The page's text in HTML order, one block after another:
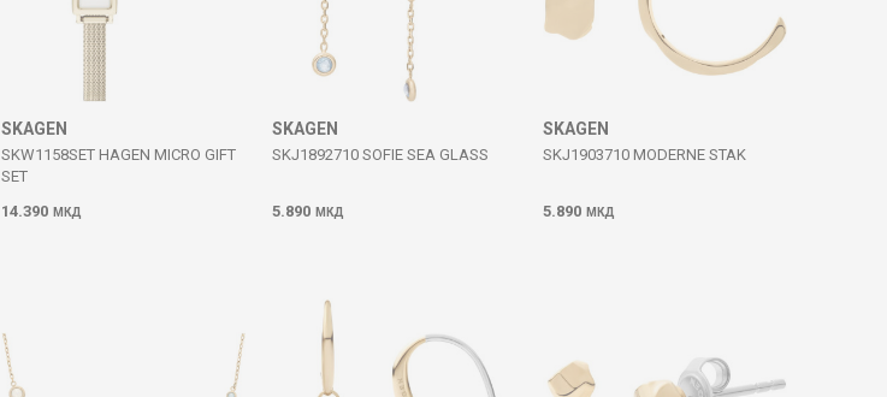
SKAGEN
SKW1158SET HAGEN MICRO GIFT
SET
14.390 МКД
SKAGEN
SKJ1892710 SOFIE SEA GLASS
5.890 МКД
SKAGEN
SKJ1903710 MODERNE STAK
5.890 МКД